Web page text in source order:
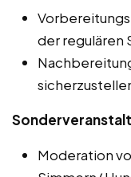
der regulären
Moderation